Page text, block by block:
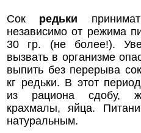
Сок редьки
независимо от режима
30 гр. (не более!).
вызвать в организме
выпить без перерыва
кг редьки. В этот
из рациона сдобу,
крахмалы, яйца.
натуральным.